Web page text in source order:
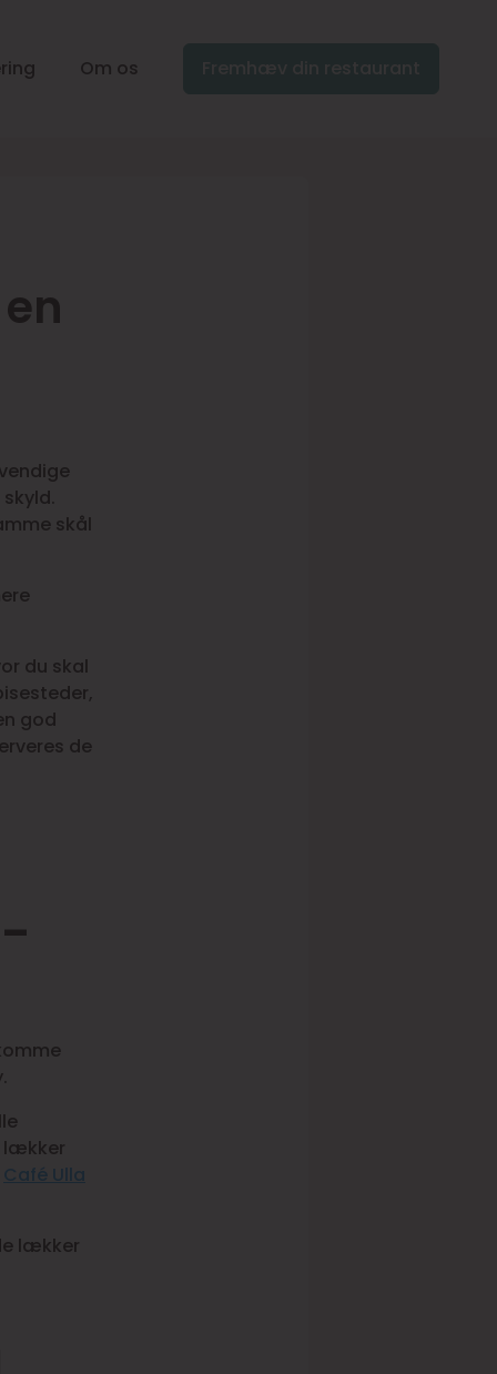
Om os
skål
du skal
god
de
lækker
Café Ulla
lækker